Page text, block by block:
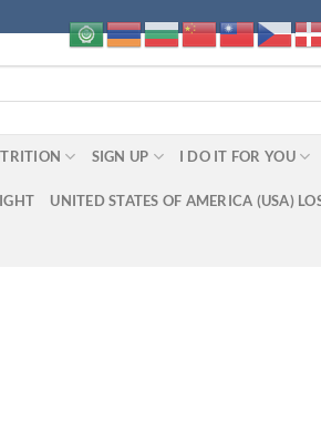
SIGN UP I DO IT FOR YOU
UNITED STATES OF AMERICA (USA)